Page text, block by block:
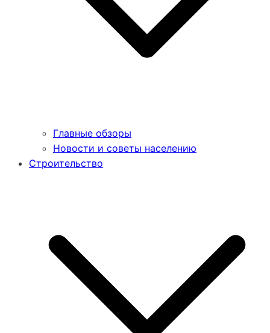
Главные обзоры
Новости и советы населению
Строительство